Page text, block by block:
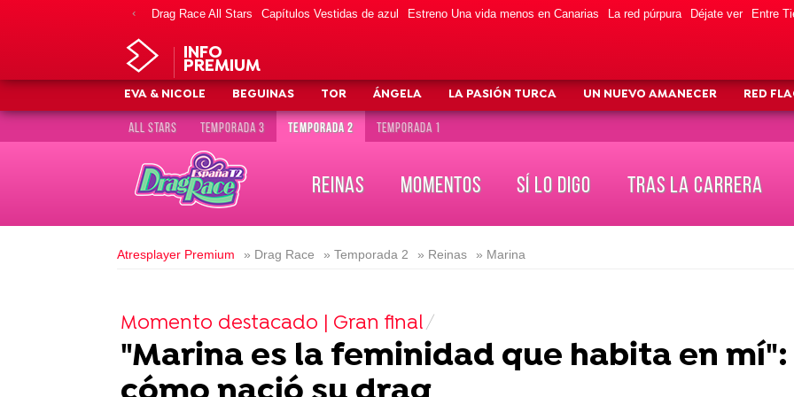
Drag Race All Stars Capítulos Vestidas de azul Estreno Una vida menos en Canarias La red púrpura Déjate ver Entre
INFO
PREMIUM
EVA & NICOLE BEGUINAS TOR ÁNGELA LA PASIÓN TURCA UN NUEVO AMANECER RED
ALL STARS TEMPORADA 3 TEMPORADA 2 TEMPORADA 1
REINAS MOMENTOS SÍ LO DIGO TRAS LA CARRERA
Atresplayer Premium » Drag Race » Temporada 2 » Reinas » Marina
Momento destacado | Gran final
"Marina es la feminidad que habita en